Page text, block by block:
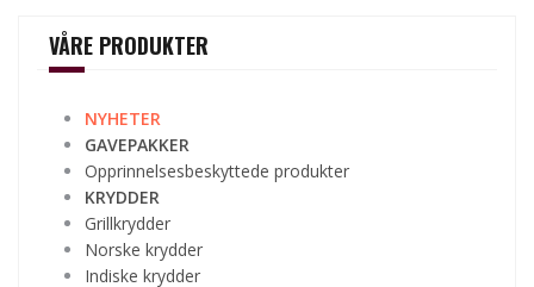
VÅRE PRODUKTER
NYHETER
GAVEPAKKER
Opprinnelsesbeskyttede produkter
KRYDDER
Grillkrydder
Norske krydder
Indiske krydder